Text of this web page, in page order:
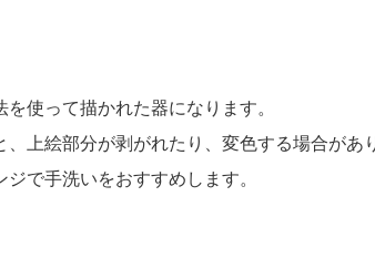
使って描かれた器になります。
上絵部分が剥がれたり、変色する場合があ
で手洗いをおすすめします。